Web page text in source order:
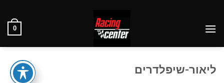
content
0
ליאור-שיפלדרים